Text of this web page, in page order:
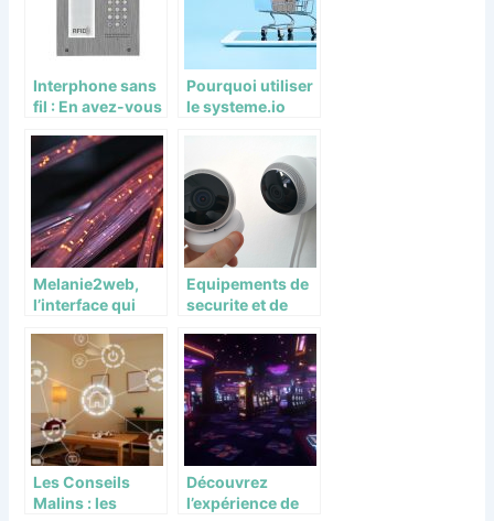
Interphone sans
fil : En avez-vous
?
Pourquoi utiliser
le systeme.io
Melanie2web,
l’interface qui
echanges
interministerielle
s en France
Equipements de
securite et de
maison :
comment bien
faire son choix ?
Les Conseils
Malins : les
Découvrez
l’expérience de